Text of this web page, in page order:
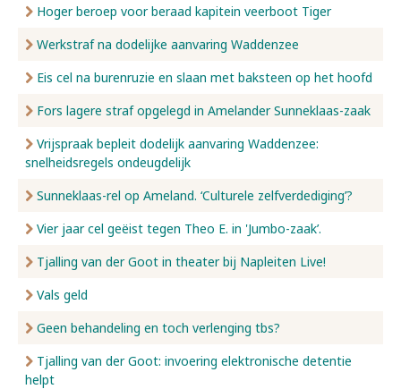
Hoger beroep voor beraad kapitein veerboot Tiger
Werkstraf na dodelijke aanvaring Waddenzee
Eis cel na burenruzie en slaan met baksteen op het hoofd
Fors lagere straf opgelegd in Amelander Sunneklaas-zaak
Vrijspraak bepleit dodelijk aanvaring Waddenzee:
snelheidsregels ondeugdelijk
Sunneklaas-rel op Ameland. ‘Culturele zelfverdediging’?
Vier jaar cel geëist tegen Theo E. in 'Jumbo-zaak’.
Tjalling van der Goot in theater bij Napleiten Live!
Vals geld
Geen behandeling en toch verlenging tbs?
Tjalling van der Goot: invoering elektronische detentie
helpt